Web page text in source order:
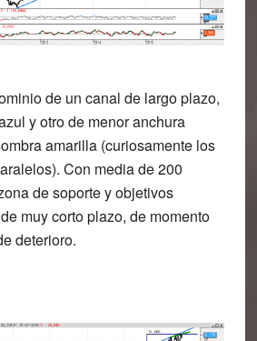
de un canal de largo plazo,
y otro de menor anchura
amarilla (curiosamente los
Con media de 200
de soporte y objetivos
muy corto plazo, de momento
deterioro.